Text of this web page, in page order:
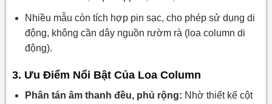
Nhiều mẫu còn tích hợp pin sạc, cho phép sử dụng di
động, không cần dây nguồn rườm rà (loa column di
động).
3. Ưu Điểm Nổi Bật Của Loa Column
Phân tán âm thanh đều, phủ rộng: Nhờ thiết kế cột